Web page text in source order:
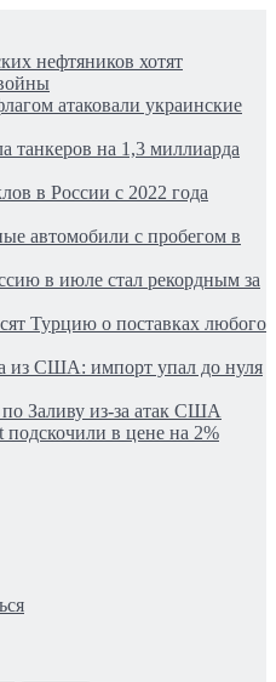
нефтяников хотят
атаковали украинские
танкеров на 1,3 миллиарда
в России с 2022 года
автомобили с пробегом в
в июле стал рекордным за
Турцию о поставках любого
из США: импорт упал до нуля
Заливу из-за атак США
в цене на 2%